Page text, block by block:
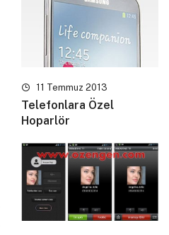
11 Temmuz 2013
Telefonlara Özel
Hoparlör